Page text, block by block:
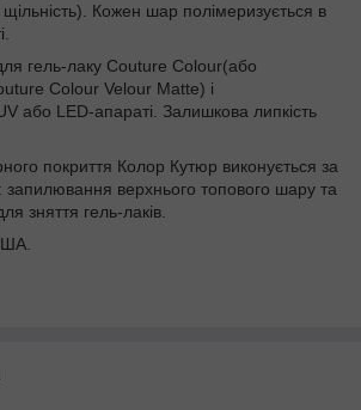
Кожен шар полімеризується в
гель-лаку Couture Colour(або
Colour Velour Matte) і
або LED-апараті. Залишкова липкість
покриття Колор Кутюр виконується за
верхнього топового шару та
зняття гель-лаків.